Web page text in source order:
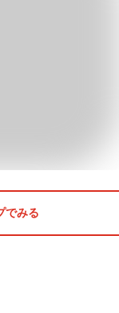
でみる